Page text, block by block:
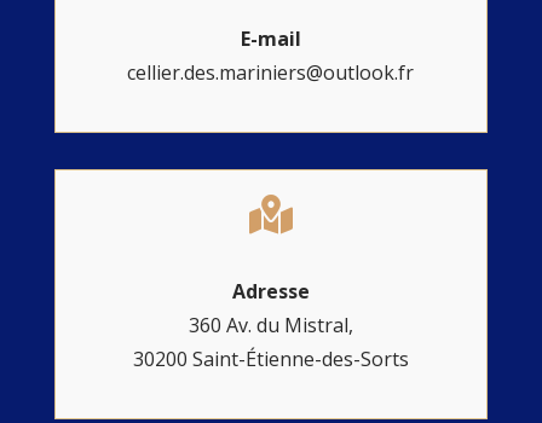
E-mail
cellier.des.mariniers@outlook.fr

Adresse
360 Av. du Mistral,
30200 Saint-Étienne-des-Sorts